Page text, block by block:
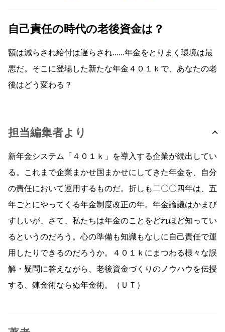
自己責任の時代の老後資金は？
額は減らされ給付は遅らされ……年金をとりまく環境は最
悪だ。そこに登場した新たな年金４０１ｋで、あなたの老
後はどう変わる？
担当編集者より
新年金システム「４０１ｋ」を導入する企業が続出してい
る。これまで企業まかせ国まかせにしてきた年金を、自分
の責任において運用するものだ。折しも二〇〇四年は、五
年ごとにやってくる年金制度改正の年。年金論議はかまび
すしいが、さて、私たちは年金のことをどれほど知ってい
るというのだろう。心の準備も知識もなしに自己責任で運
用したりできるのだろうか。４０１ｋにまつわる様々な誤
解・疑問に答えながら、老後資金づくりのノウハウを伝授
する、錬金術ならぬ年金術。（ＵＴ）